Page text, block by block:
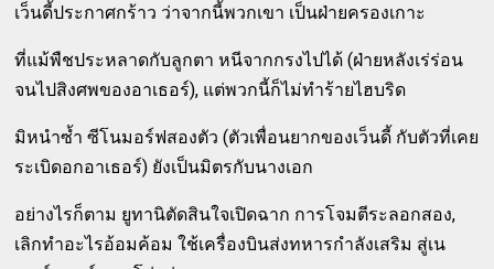
เว็นดี้ประกาศกร้าว ว่าจากนี้พวกเขา เป็นฝ่ายครองเกาะ
ที่แม้พืชประหลาดกับลูกตา หนีจากกรงไปได้ (ฝ่ายหลังเร่ร่อน
จนไปสิงศพของอาเธอร์), แต่พวกนี้ก็ไม่ทำร้ายไฮบริด
มิหนำซ้ำ ซีโนมอร์ฟสองตัว (ตัวเพื่อนยากของเว็นดี้ กับตัวที่เคย
ระเบิดอกอาเธอร์) ยังเป็นมิตรกับนางเอก
อย่างไรก็ตาม ยูทานิตัดสินใจเปิดฉาก การโจมตีระลอกสอง,
เลิกทำอะไรอ้อมค้อม ใช้เครื่องบินส่งทหารกำลังเสริม สู่เน